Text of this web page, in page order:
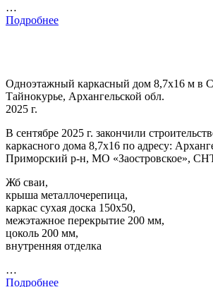
…
Подробнее
Одноэтажный каркасный дом 8,7х16 м в
Тайнокурье, Архангельской обл.
2025 г.
В сентябре 2025 г. закончили
каркасного дома 8,7х16 по адресу:
Приморский р-н, МО «Заостровское»,
Жб сваи,
крыша металлочерепица,
каркас сухая доска 150х50,
межэтажное перекрытие 200 мм,
цоколь 200 мм,
внутренняя отделка
…
Подробнее